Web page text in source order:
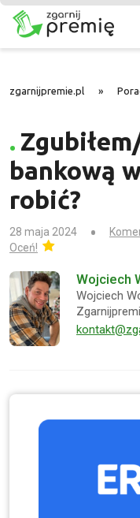
zgarnijpremie.pl »
bankową
robić?
28 maja 2024
Oceń!
Wojciech
Wojciech